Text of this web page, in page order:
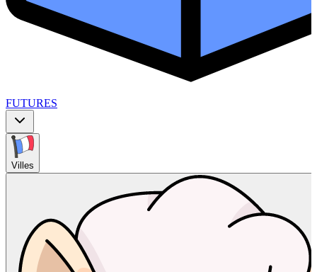
FUTURES
Villes